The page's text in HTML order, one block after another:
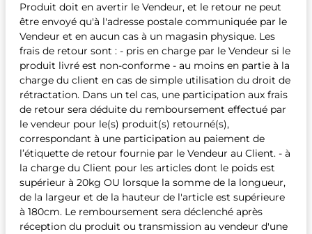
Produit doit en avertir le Vendeur, et le retour ne peut
être envoyé qu'à l'adresse postale communiquée par le
Vendeur et en aucun cas à un magasin physique. Les
frais de retour sont : - pris en charge par le Vendeur si le
produit livré est non-conforme - au moins en partie à la
charge du client en cas de simple utilisation du droit de
rétractation. Dans un tel cas, une participation aux frais
de retour sera déduite du remboursement effectué par
le vendeur pour le(s) produit(s) retourné(s),
correspondant à une participation au paiement de
l’étiquette de retour fournie par le Vendeur au Client. - à
la charge du Client pour les articles dont le poids est
supérieur à 20kg OU lorsque la somme de la longueur,
de la largeur et de la hauteur de l'article est supérieure
à 180cm. Le remboursement sera déclenché après
réception du produit ou transmission au vendeur d'une